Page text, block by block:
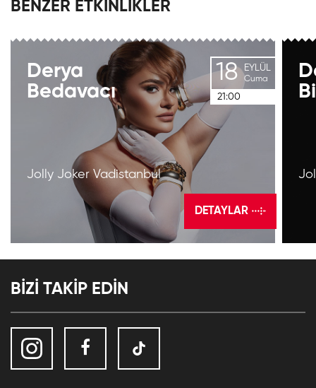
BENZER ETKİNLİKLER
Derya
Bedavacı
Jolly Joker Vadistanbul
18 EYLÜL
Cuma
21:00
DETAYLAR
BİZİ TAKİP EDİN